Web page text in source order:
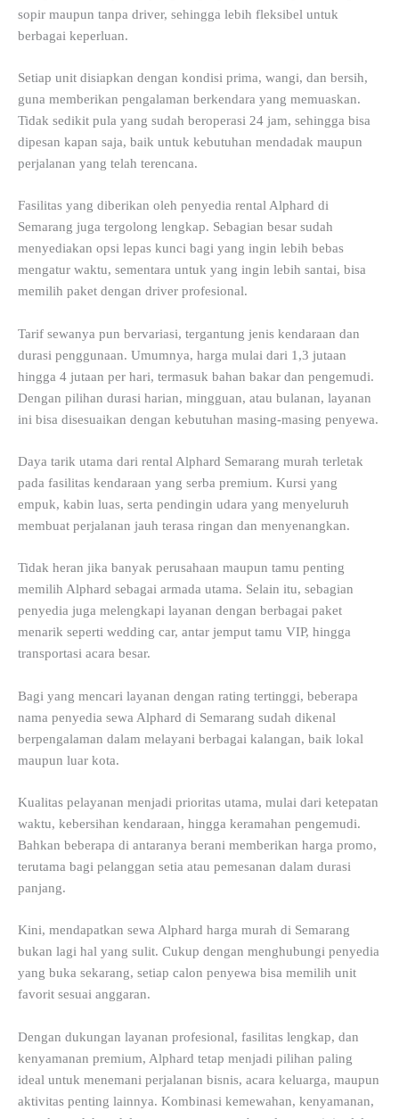
sopir maupun tanpa driver, sehingga lebih fleksibel untuk
berbagai keperluan.
Setiap unit disiapkan dengan kondisi prima, wangi, dan bersih,
guna memberikan pengalaman berkendara yang memuaskan.
Tidak sedikit pula yang sudah beroperasi 24 jam, sehingga bisa
dipesan kapan saja, baik untuk kebutuhan mendadak maupun
perjalanan yang telah terencana.
Fasilitas yang diberikan oleh penyedia rental Alphard di
Semarang juga tergolong lengkap. Sebagian besar sudah
menyediakan opsi lepas kunci bagi yang ingin lebih bebas
mengatur waktu, sementara untuk yang ingin lebih santai, bisa
memilih paket dengan driver profesional.
Tarif sewanya pun bervariasi, tergantung jenis kendaraan dan
durasi penggunaan. Umumnya, harga mulai dari 1,3 jutaan
hingga 4 jutaan per hari, termasuk bahan bakar dan pengemudi.
Dengan pilihan durasi harian, mingguan, atau bulanan, layanan
ini bisa disesuaikan dengan kebutuhan masing-masing penyewa.
Daya tarik utama dari rental Alphard Semarang murah terletak
pada fasilitas kendaraan yang serba premium. Kursi yang
empuk, kabin luas, serta pendingin udara yang menyeluruh
membuat perjalanan jauh terasa ringan dan menyenangkan.
Tidak heran jika banyak perusahaan maupun tamu penting
memilih Alphard sebagai armada utama. Selain itu, sebagian
penyedia juga melengkapi layanan dengan berbagai paket
menarik seperti wedding car, antar jemput tamu VIP, hingga
transportasi acara besar.
Bagi yang mencari layanan dengan rating tertinggi, beberapa
nama penyedia sewa Alphard di Semarang sudah dikenal
berpengalaman dalam melayani berbagai kalangan, baik lokal
maupun luar kota.
Kualitas pelayanan menjadi prioritas utama, mulai dari ketepatan
waktu, kebersihan kendaraan, hingga keramahan pengemudi.
Bahkan beberapa di antaranya berani memberikan harga promo,
terutama bagi pelanggan setia atau pemesanan dalam durasi
panjang.
Kini, mendapatkan sewa Alphard harga murah di Semarang
bukan lagi hal yang sulit. Cukup dengan menghubungi penyedia
yang buka sekarang, setiap calon penyewa bisa memilih unit
favorit sesuai anggaran.
Dengan dukungan layanan profesional, fasilitas lengkap, dan
kenyamanan premium, Alphard tetap menjadi pilihan paling
ideal untuk menemani perjalanan bisnis, acara keluarga, maupun
aktivitas penting lainnya. Kombinasi kemewahan, kenyamanan,